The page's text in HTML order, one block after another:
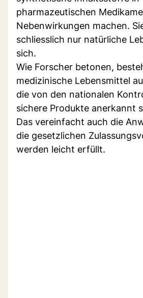
pharmazeutischen
Nebenwirkungen machen.
schliesslich nur natürliche
sich.
Wie Forscher betonen,
medizinische Lebensmittel
die von den nationalen
sichere Produkte anerkannt
Das vereinfacht auch die
die gesetzlichen
werden leicht erfüllt.